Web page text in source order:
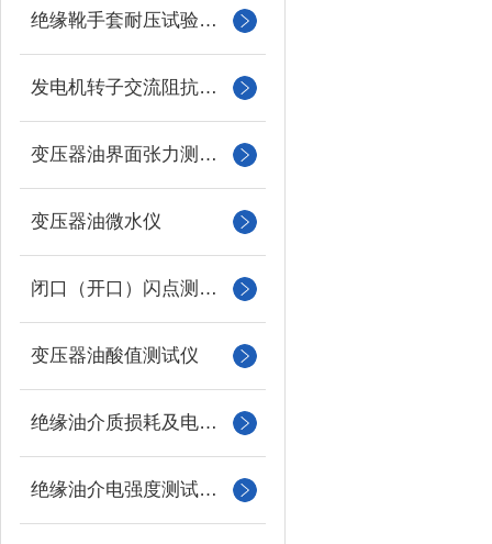
绝缘靴手套耐压试验装置
发电机转子交流阻抗测试仪
变压器油界面张力测试仪
变压器油微水仪
闭口（开口）闪点测定仪
变压器油酸值测试仪
绝缘油介质损耗及电阻率测试仪
绝缘油介电强度测试仪系列